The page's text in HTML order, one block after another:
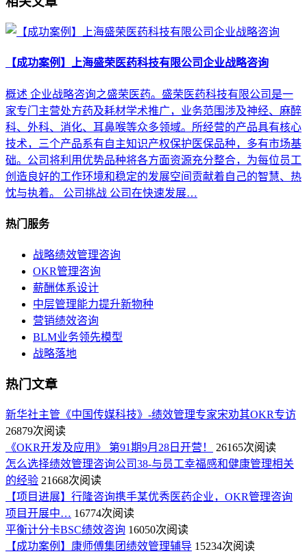
【成功案例】上海盛荣医药科技有限公司企业战略咨询
概述 企业战略咨询之盛荣医药。盛荣医药科技有限公司是一
家专门主营处方药及耗材学术推广，业务范围涉及神经、麻醉
科、外科、消化、耳鼻喉等众多领域。所经营的产品具有核心
技术，三个产品系有自主知识产权保护医保品种，多有市场基
础。公司将利用优势品种将各方面资源充分整合，为每位员工
创造良好的工作环境和稳定的发展空间贡献着自己的智慧、热
忱与执着。 公司挑战 公司在快速发展…
热门服务
战略绩效管理咨询
OKR管理咨询
薪酬体系设计
中层管理能力提升新物种
营销绩效咨询
BLM业务领先模型
战略落地
热门文章
新华社主管《中国传媒科技》-绩效管理专家宋劝其OKR专访
26879次阅读
《OKR开发及应用》 第91期9月28日开营！
26165次阅读
怎么选择绩效管理咨询公司38-与员工幸福感和健康管理相关
的经验 21668次阅读
【项目进展】行隆咨询携手某优秀医药企业，OKR管理咨询
项目开展中… 16774次阅读
平衡计分卡BSC绩效咨询 16050次阅读
【成功案例】康师傅集团绩效管理辅导 15234次阅读